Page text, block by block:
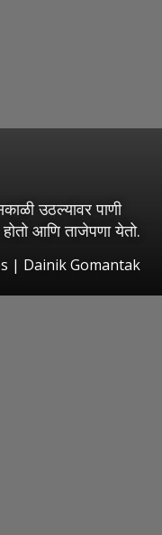
उठल्यावर पाणी
आणि ताजेपणा येतो.
| Dainik Gomantak